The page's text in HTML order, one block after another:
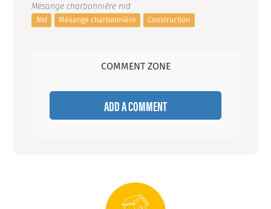
Mésange charbonnière nid
Nid Mésange charbonnière Construction
COMMENT ZONE
ADD A COMMENT